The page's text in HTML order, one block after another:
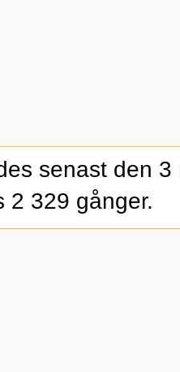
senast den
2 329 gånger.